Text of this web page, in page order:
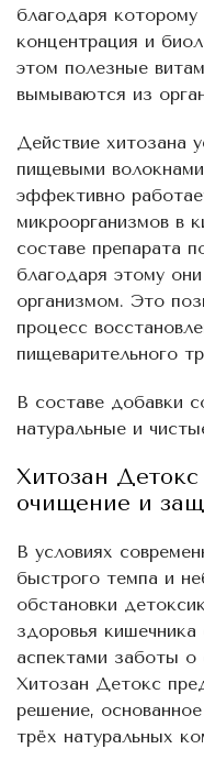
благодаря которому
концентрация и
этом полезные
вымываются из
Действие хитозана
пищевыми
эффективно
микроорганизмов в
составе препарата
благодаря этому
организмом. Это
процесс
пищеварительного
В составе добавки
натуральные и
Хитозан
очищение и
В условиях
быстрого темпа и
обстановки
здоровья
аспектами заботы о
Хитозан Детокс
решение,
трёх натуральных